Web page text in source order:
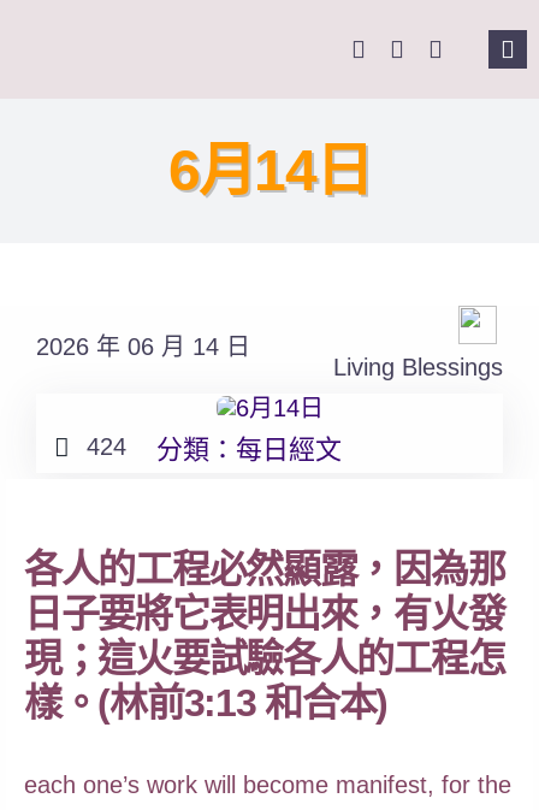
課程報名
6月14日
2026 年 06 月 14 日
Living Blessings
424 分類： 每日經文
各人的工程必然顯露，因為那
日子要將它表明出來，有火發
現；這火要試驗各人的工程怎
樣。(林前3:13 和合本)
each one’s work will become manifest, for the